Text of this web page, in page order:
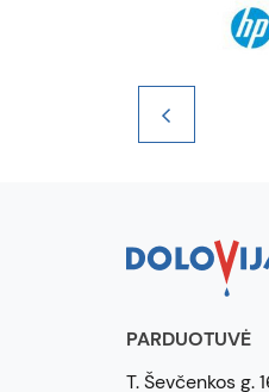
PARDUOTUVĖ
T. Ševčenkos g.